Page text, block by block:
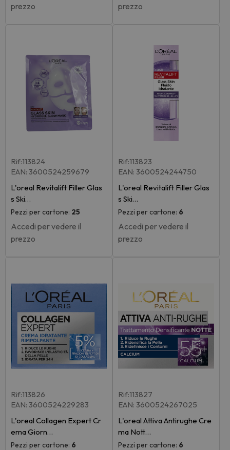
prezzo
prezzo
Rif:113824
EAN: 3600524259679
L'oreal Revitalift Filler Glas
s Ski…
Pezzi per cartone: 25
Accedi per vedere il
prezzo
Rif:113823
EAN: 3600524244750
L'oreal Revitalift Filler Glas
s Ski…
Pezzi per cartone: 6
Accedi per vedere il
prezzo
Rif:113826
EAN: 3600524229283
L'oreal Collagen Expert Cr
ema Giorn…
Pezzi per cartone: 6
Rif:113827
EAN: 3600524267025
L'oreal Attiva Antirughe Cre
ma Nott…
Pezzi per cartone: 6